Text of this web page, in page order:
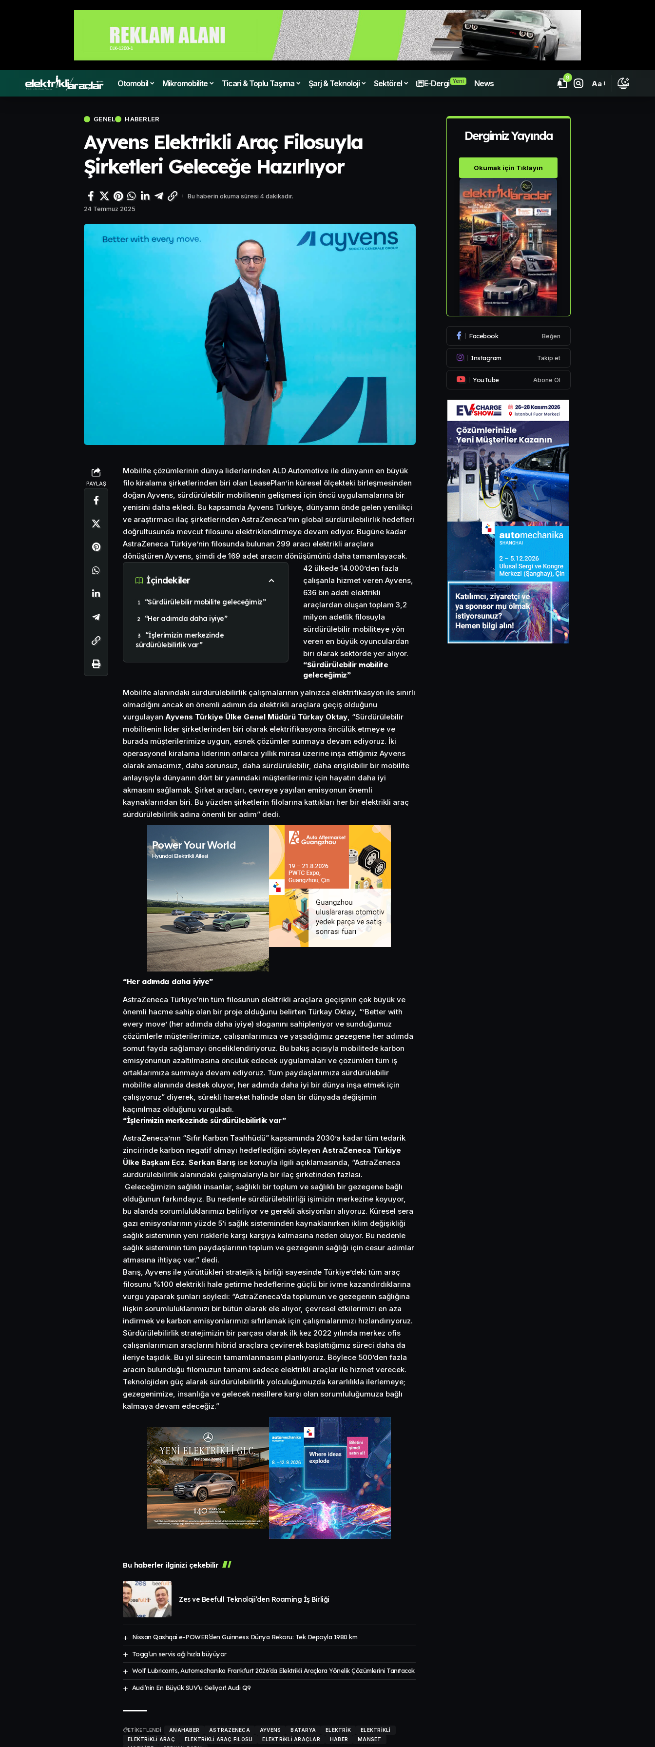
Otomobil Mikromobilite Ticari & Toplu Taşıma Şarj & Teknoloji Sektörel E-Dergi Yeni News
9
Aa
GENEL HABERLER
Ayvens Elektrikli Araç Filosuyla
Şirketleri Geleceğe Hazırlıyor
24 Temmuz 2025
Bu haberin okuma süresi 4 dakikadır.
PAYLAŞ
Mobilite çözümlerinin dünya liderlerinden ALD Automotive ile dünyanın en büyük
filo kiralama şirketlerinden biri olan LeasePlan’in küresel ölçekteki birleşmesinden
doğan Ayvens, sürdürülebilir mobilitenin gelişmesi için öncü uygulamalarına bir
yenisini daha ekledi. Bu kapsamda Ayvens Türkiye, dünyanın önde gelen yenilikçi
ve araştırmacı ilaç şirketlerinden AstraZeneca’nın global sürdürülebilirlik hedefleri
doğrultusunda mevcut filosunu elektriklendirmeye devam ediyor. Bugüne kadar
AstraZeneca Türkiye’nin filosunda bulunan 299 aracı elektrikli araçlara
dönüştüren Ayvens, şimdi de 169 adet aracın dönüşümünü daha tamamlayacak.
İçindekiler
“Sürdürülebilir mobilite geleceğimiz”
“Her adımda daha iyiye”
“İşlerimizin merkezinde
sürdürülebilirlik var”
42 ülkede 14.000’den fazla
çalışanla hizmet veren Ayvens,
636 bin adeti elektrikli
araçlardan oluşan toplam 3,2
milyon adetlik filosuyla
sürdürülebilir mobiliteye yön
veren en büyük oyunculardan
biri olarak sektörde yer alıyor.
“Sürdürülebilir mobilite
geleceğimiz”
Mobilite alanındaki sürdürülebilirlik çalışmalarının yalnızca elektrifikasyon ile sınırlı
olmadığını ancak en önemli adımın da elektrikli araçlara geçiş olduğunu
vurgulayan Ayvens Türkiye Ülke Genel Müdürü Türkay Oktay, “Sürdürülebilir
mobilitenin lider şirketlerinden biri olarak elektrifikasyona öncülük etmeye ve
burada müşterilerimize uygun, esnek çözümler sunmaya devam ediyoruz. İki
operasyonel kiralama liderinin onlarca yıllık mirası üzerine inşa ettiğimiz Ayvens
olarak amacımız, daha sorunsuz, daha sürdürülebilir, daha erişilebilir bir mobilite
anlayışıyla dünyanın dört bir yanındaki müşterilerimiz için hayatın daha iyi
akmasını sağlamak. Şirket araçları, çevreye yayılan emisyonun önemli
kaynaklarından biri. Bu yüzden şirketlerin filolarına kattıkları her bir elektrikli araç
sürdürülebilirlik adına önemli bir adım” dedi.
“Her adımda daha iyiye”
AstraZeneca Türkiye’nin tüm filosunun elektrikli araçlara geçişinin çok büyük ve
önemli hacme sahip olan bir proje olduğunu belirten Türkay Oktay, “’Better with
every move’ (her adımda daha iyiye) sloganını sahipleniyor ve sunduğumuz
çözümlerle müşterilerimize, çalışanlarımıza ve yaşadığımız gezegene her adımda
somut fayda sağlamayı önceliklendiriyoruz. Bu bakış açısıyla mobilitede karbon
emisyonunun azaltılmasına öncülük edecek uygulamaları ve çözümleri tüm iş
ortaklarımıza sunmaya devam ediyoruz. Tüm paydaşlarımıza sürdürülebilir
mobilite alanında destek oluyor, her adımda daha iyi bir dünya inşa etmek için
çalışıyoruz” diyerek, sürekli hareket halinde olan bir dünyada değişimin
kaçınılmaz olduğunu vurguladı.
“İşlerimizin merkezinde sürdürülebilirlik var”
AstraZeneca’nın “Sıfır Karbon Taahhüdü” kapsamında 2030’a kadar tüm tedarik
zincirinde karbon negatif olmayı hedeflediğini söyleyen AstraZeneca Türkiye
Ülke Başkanı Ecz. Serkan Barış ise konuyla ilgili açıklamasında, “AstraZeneca
sürdürülebilirlik alanındaki çalışmalarıyla bir ilaç şirketinden fazlası.
Geleceğimizin sağlıklı insanlar, sağlıklı bir toplum ve sağlıklı bir gezegene bağlı
olduğunun farkındayız. Bu nedenle sürdürülebilirliği işimizin merkezine koyuyor,
bu alanda sorumluluklarımızı belirliyor ve gerekli aksiyonları alıyoruz. Küresel sera
gazı emisyonlarının yüzde 5’i sağlık sisteminden kaynaklanırken iklim değişikliği
sağlık sisteminin yeni risklerle karşı karşıya kalmasına neden oluyor. Bu nedenle
sağlık sisteminin tüm paydaşlarının toplum ve gezegenin sağlığı için cesur adımlar
atmasına ihtiyaç var.” dedi.
Barış, Ayvens ile yürüttükleri stratejik iş birliği sayesinde Türkiye’deki tüm araç
filosunu %100 elektrikli hale getirme hedeflerine güçlü bir ivme kazandırdıklarına
vurgu yaparak şunları söyledi: “AstraZeneca’da toplumun ve gezegenin sağlığına
ilişkin sorumluluklarımızı bir bütün olarak ele alıyor, çevresel etkilerimizi en aza
indirmek ve karbon emisyonlarımızı sıfırlamak için çalışmalarımızı hızlandırıyoruz.
Sürdürülebilirlik stratejimizin bir parçası olarak ilk kez 2022 yılında merkez ofis
çalışanlarımızın araçlarını hibrid araçlara çevirerek başlattığımız süreci daha da
ileriye taşıdık. Bu yıl sürecin tamamlanmasını planlıyoruz. Böylece 500’den fazla
aracın bulunduğu filomuzun tamamı sadece elektrikli araçlar ile hizmet verecek.
Teknolojiden güç alarak sürdürülebilirlik yolculuğumuzda kararlılıkla ilerlemeye;
gezegenimize, insanlığa ve gelecek nesillere karşı olan sorumluluğumuza bağlı
kalmaya devam edeceğiz.”
Bu haberler ilginizi çekebilir
Zes ve Beefull Teknoloji’den Roaming İş Birliği
Nissan Qashqai e-POWER’den Guinness Dünya Rekoru: Tek Depoyla 1980 km
Togg’un servis ağı hızla büyüyor
Wolf Lubricants, Automechanika Frankfurt 2026’da Elektrikli Araçlara Yönelik Çözümlerini Tanıtacak
Audi’nin En Büyük SUV’u Geliyor! Audi Q9
ETİKETLENDİ: ANAHABER ASTRAZENECA AYVENS BATARYA ELEKTRIK
ELEKTRIKLI
ELEKTRIKLI ARAÇ
ELEKTRIKLI ARAÇ FILOSU ELEKTRIKLI ARAÇLAR HABER
MANSET
Dergimiz Yayında
Okumak için Tıklayın
Facebook Beğen
Instagram Takip et
YouTube Abone Ol